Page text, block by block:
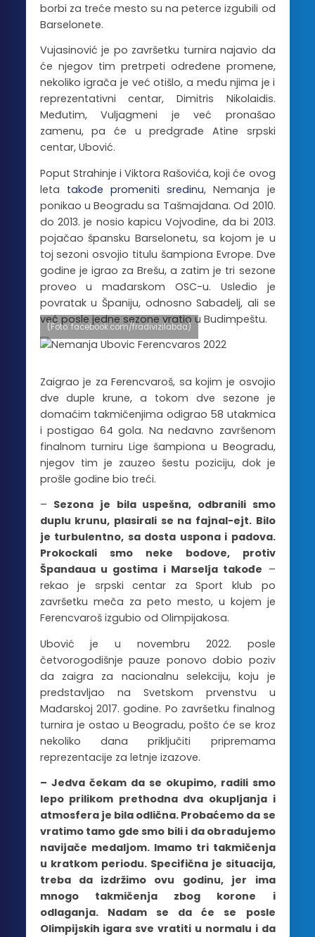
borbi za treće mesto su na peterce izgubili od
Barselonete.
Vujasinović je po završetku turnira najavio da
će njegov tim pretrpeti određene promene,
nekoliko igrača je već otišlo, a među njima je i
reprezentativni centar, Dimitris Nikolaidis.
Međutim, Vuljagmeni je već pronašao
zamenu, pa će u predgrađe Atine srpski
centar, Ubović.
Poput Strahinje i Viktora Rašovića, koji će ovog
leta takođe promeniti sredinu, Nemanja je
ponikao u Beogradu sa Tašmajdana. Od 2010.
do 2013. je nosio kapicu Vojvodine, da bi 2013.
pojačao špansku Barselonetu, sa kojom je u
toj sezoni osvojio titulu šampiona Evrope. Dve
godine je igrao za Brešu, a zatim je tri sezone
proveo u mađarskom OSC-u. Usledio je
povratak u Španiju, odnosno Sabadelj, ali se
već posle jedne sezone vratio u Budimpeštu.
(Foto: facebook.com/fradivizilabda)
Zaigrao je za Ferencvaroš, sa kojim je osvojio
dve duple krune, a tokom dve sezone je
domaćim takmičenjima odigrao 58 utakmica
i postigao 64 gola. Na nedavno završenom
finalnom turniru Lige šampiona u Beogradu,
njegov tim je zauzeo šestu poziciju, dok je
prošle godine bio treći.
– Sezona je bila uspešna, odbranili smo
duplu krunu, plasirali se na fajnal-ejt. Bilo
je turbulentno, sa dosta uspona i padova.
Prokockali smo neke bodove, protiv
Špandaua u gostima i Marselja takođe –
rekao je srpski centar za Sport klub po
završetku meča za peto mesto, u kojem je
Ferencvaroš izgubio od Olimpijakosa.
Ubović je u novembru 2022. posle
četvorogodišnje pauze ponovo dobio poziv
da zaigra za nacionalnu selekciju, koju je
predstavljao na Svetskom prvenstvu u
Mađarskoj 2017. godine. Po završetku finalnog
turnira je ostao u Beogradu, pošto će se kroz
nekoliko dana priključiti pripremama
reprezentacije za letnje izazove.
– Jedva čekam da se okupimo, radili smo
lepo prilikom prethodna dva okupljanja i
atmosfera je bila odlična. Probaćemo da se
vratimo tamo gde smo bili i da obradujemo
navijače medaljom. Imamo tri takmičenja
u kratkom periodu. Specifična je situacija,
treba da izdržimo ovu godinu, jer ima
mnogo takmičenja zbog korone i
odlaganja. Nadam se da će se posle
Olimpijskih igara sve vratiti u normalu i da